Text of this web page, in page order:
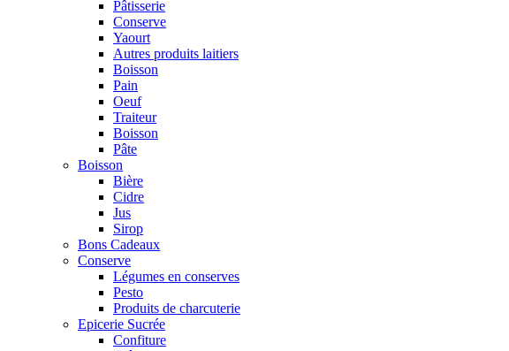
Pâtisserie
Conserve
Yaourt
Autres produits laitiers
Boisson
Pain
Oeuf
Traiteur
Boisson
Pâte
Boisson
Bière
Cidre
Jus
Sirop
Bons Cadeaux
Conserve
Légumes en conserves
Pesto
Produits de charcuterie
Epicerie Sucrée
Confiture